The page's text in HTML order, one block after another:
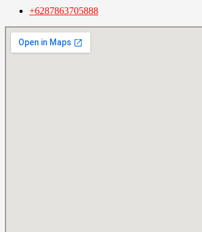
+6287863705888